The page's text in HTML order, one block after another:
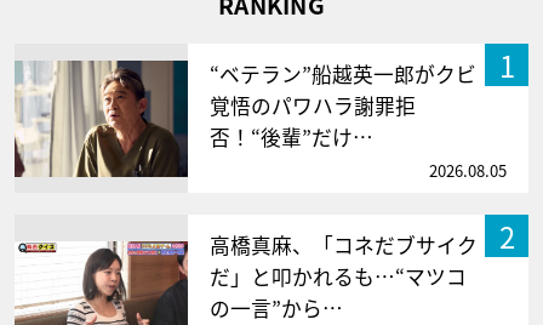
1
“ベテラン”船越英一郎がクビ
覚悟のパワハラ謝罪拒
否！“後輩”だけ…
2026.08.05
2
高橋真麻、「コネだブサイク
だ」と叩かれるも…“マツコ
の一言”から…